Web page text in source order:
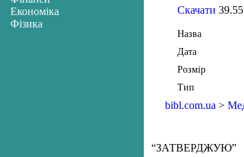
Скачати
Назва
Дата
Розмір
Тип
bibl.com.ua >
“ЗАТВЕРДЖУЮ”
Економіка
Фізика